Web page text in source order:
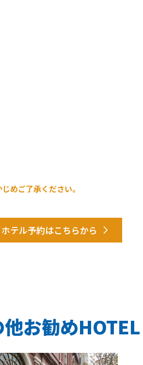
めご了承ください。
ホテル予約はこちらから
他お勧めHOTEL